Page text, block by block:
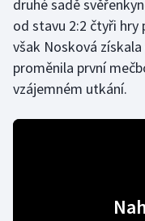
druhé sadě
od stavu 2:2 čtyři
však Nosková
proměnila první
vzájemném utkání.